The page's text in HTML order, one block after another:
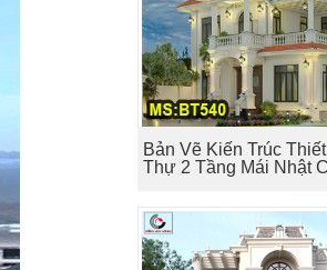
Bản Vẽ Kiến Trúc
Thự 2 Tầng Mái Nhật